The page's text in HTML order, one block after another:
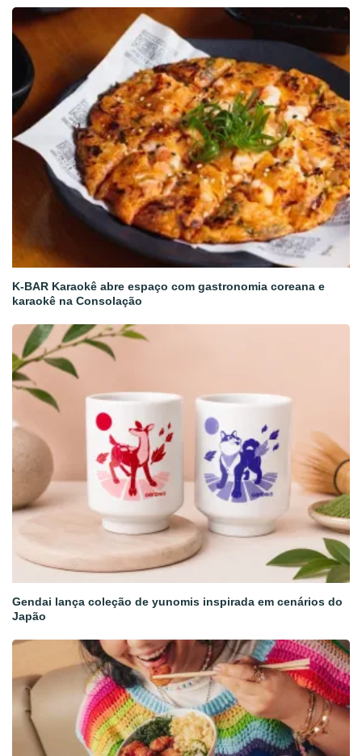
K-BAR Karaokê abre espaço com gastronomia coreana e
karaokê na Consolação
Gendai lança coleção de yunomis inspirada em cenários do
Japão